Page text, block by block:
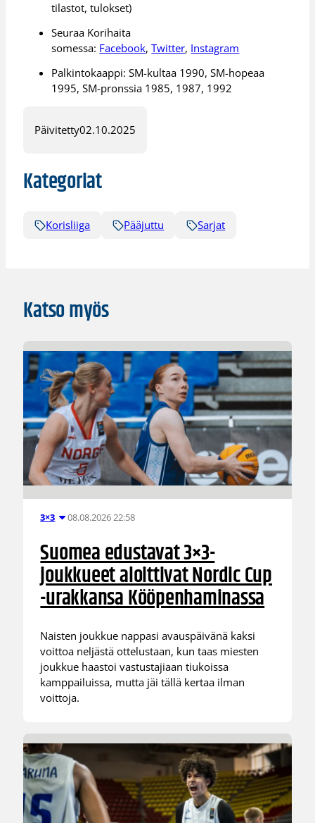
tilastot, tulokset)
Seuraa Korihaita
somessa: Facebook,Twitter, Instagram
Palkintokaappi: SM-kultaa 1990, SM-hopeaa
1995, SM-pronssia 1985, 1987, 1992
Päivitetty02.10.2025
Kategoriat
Korisliiga Pääjuttu Sarjat
Katso myös
3×3 08.08.2026 22:58
Suomea edustavat 3×3-
joukkueet aloittivat Nordic Cup
-urakkansa Kööpenhaminassa
Naisten joukkue nappasi avauspäivänä kaksi
voittoa neljästä ottelustaan, kun taas miesten
joukkue haastoi vastustajiaan tiukoissa
kamppailuissa, mutta jäi tällä kertaa ilman
voittoja.